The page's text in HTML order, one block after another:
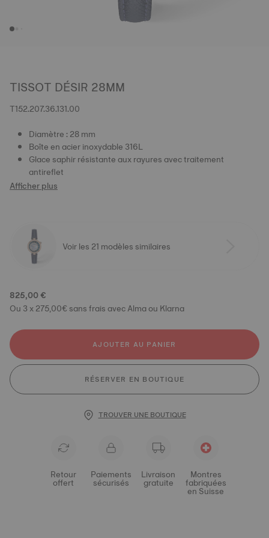
TISSOT DÉSIR 28MM
T152.207.36.131.00
Diamètre : 28 mm
Boîte en acier inoxydable 316L
Glace saphir résistante aux rayures avec traitement
antireflet
Afficher plus
Voir les 21 modèles similaires
825,00 €
Ou 3 x 275,00€ sans frais avec Alma ou Klarna
AJOUTER AU PANIER
RÉSERVER EN BOUTIQUE
TROUVER UNE BOUTIQUE
Retour
offert
Paiements
sécurisés
Livraison
gratuite
Montres
fabriquées
en Suisse